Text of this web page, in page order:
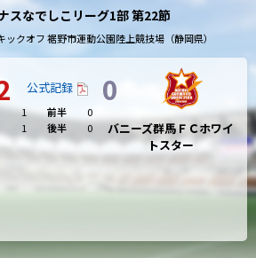
スなでしこリーグ1部 第22節
ックオフ 裾野市運動公園陸上競技場（静岡県）
公式記録 0
1 前半
0
1
後半 0
バニーズ群馬ＦＣホワイ
トスター